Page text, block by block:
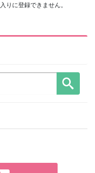
りに登録できません。